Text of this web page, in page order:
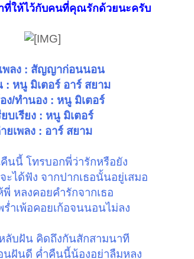
ให้ไว้กับคนที่คุณรักด้วยนะครับ
พลง : สัญญาก่อนนอน
: หนู มิเตอร์ อาร์ สยาม
ง/ทำนอง : หนู มิเตอร์
ยบเรียง : หนู มิเตอร์
ยเพลง : อาร์ สยาม
นนี้ โทรบอกพี่ว่ารักหรือยัง
ะได้ฟัง จากปากเธอนั้นอยู่เสมอ
พี่ หลงคอยคำรักจากเธอ
ร่ำเพ้อคอยเก้อจนนอนไม่ลง
ลับฝัน คิดถึงกันสักสามนาที
นฝันดี ค่ำคืนนี้น้องอย่าลืมหลง